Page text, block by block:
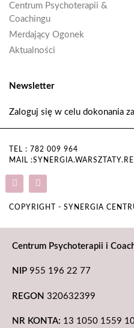
Centrum Psychoterapii &
Coachingu
Merdający Ogonek
Aktualności
Newsletter
Zaloguj się w celu dokonania
TEL : 782 009 964
MAIL
COPYRIGHT - SYNERGIA
Centrum Psychoterapii i
NIP 955 196 22 77
REGON 320632399
NR KONTA: 13 1050 1559